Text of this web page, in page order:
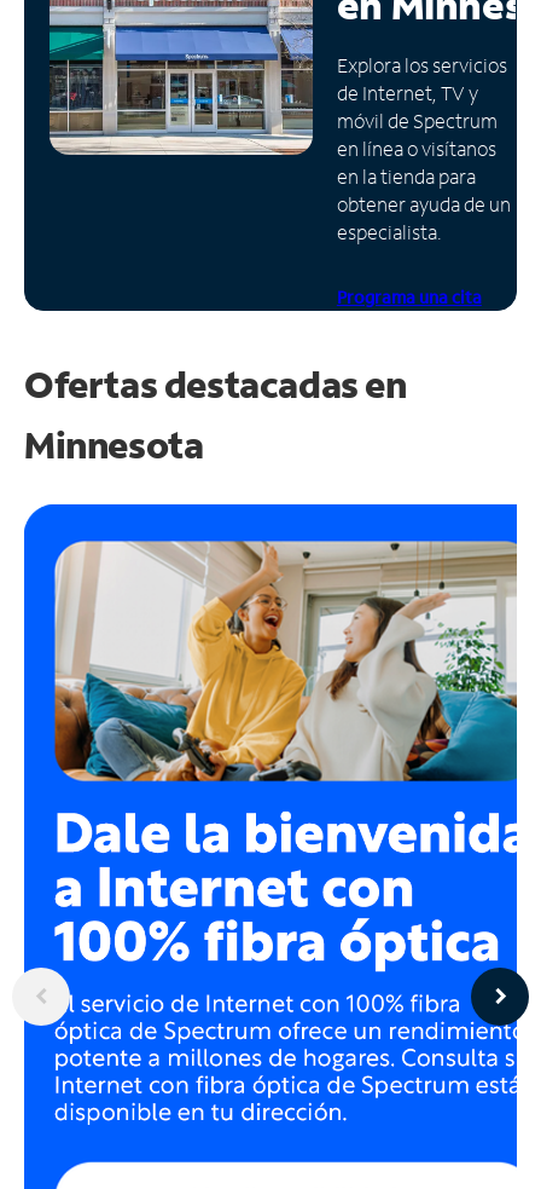
Administrar
cuenta
Encuentra
una
tienda
Explora los servicios
de Internet, TV y
móvil de Spectrum
en línea o visítanos
en la tienda para
obtener ayuda de un
especialista.
Programa una cita
Ofertas destacadas en
Minnesota